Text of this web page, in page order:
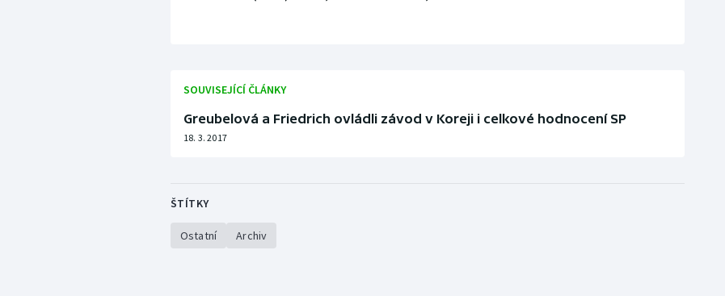
SOUVISEJÍCÍ ČLÁNKY
Greubelová a Friedrich ovládli závod v Koreji i celkové hodnocení SP
18. 3. 2017
ŠTÍTKY
Ostatní Archiv